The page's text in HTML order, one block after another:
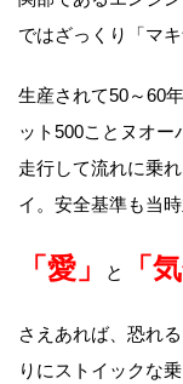
ではざっくり「マ
生産されて50～60
ット500ことヌオ
走行して流れに乗
イ。安全基準も当時
「愛」 と 「
さえあれば、恐れ
りにストイックな